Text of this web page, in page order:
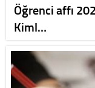
Öğrenci affı
Kiml…